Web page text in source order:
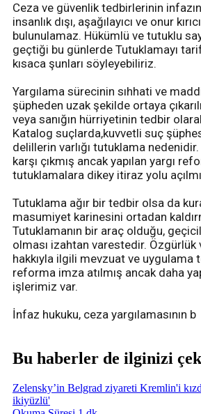
Ceza ve güvenlik tedbirlerinin
insanlık dışı, aşağılayıcı ve onur
bulunulamaz. Hükümlü ve tutuklu
geçtiği bu günlerde Tutuklamayı
kısaca şunları söyleyebiliriz.
Yargılama sürecinin sıhhati ve
şüpheden uzak şekilde ortaya
veya sanığın hürriyetinin tedbir
Katalog suçlarda,kuvvetli suç
delillerin varlığı tutuklama
karşı çıkmış ancak yapılan yargı
tutuklamalara dikey itiraz yolu
Tutuklama ağır bir tedbir olsa da
masumiyet karinesini ortadan
Tutuklamanın bir araç olduğu,
olması izahtan varestedir. Özgürlük
hakkıyla ilgili mevzuat ve uygulama
reforma imza atılmış ancak daha
işlerimiz var.
İnfaz hukuku, ceza yargılamasının b
Bu haberler de ilginizi
Zelensky’in Belgrad ziyareti Kremlin'i
ikiyüzlü'